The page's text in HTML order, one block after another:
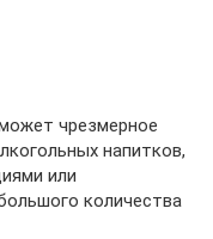
чрезмерное
напитков,
или
количества